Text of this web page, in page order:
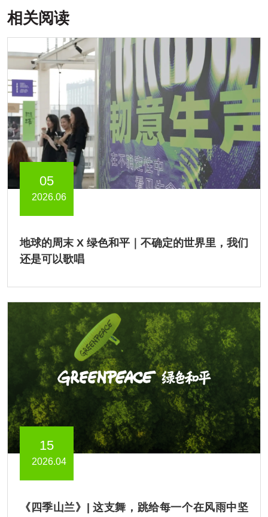
相关阅读
05
2026.06
地球的周末 X 绿色和平｜不确定的世界里，我们
还是可以歌唱
15
2026.04
《四季山兰》| 这支舞，跳给每一个在风雨中坚